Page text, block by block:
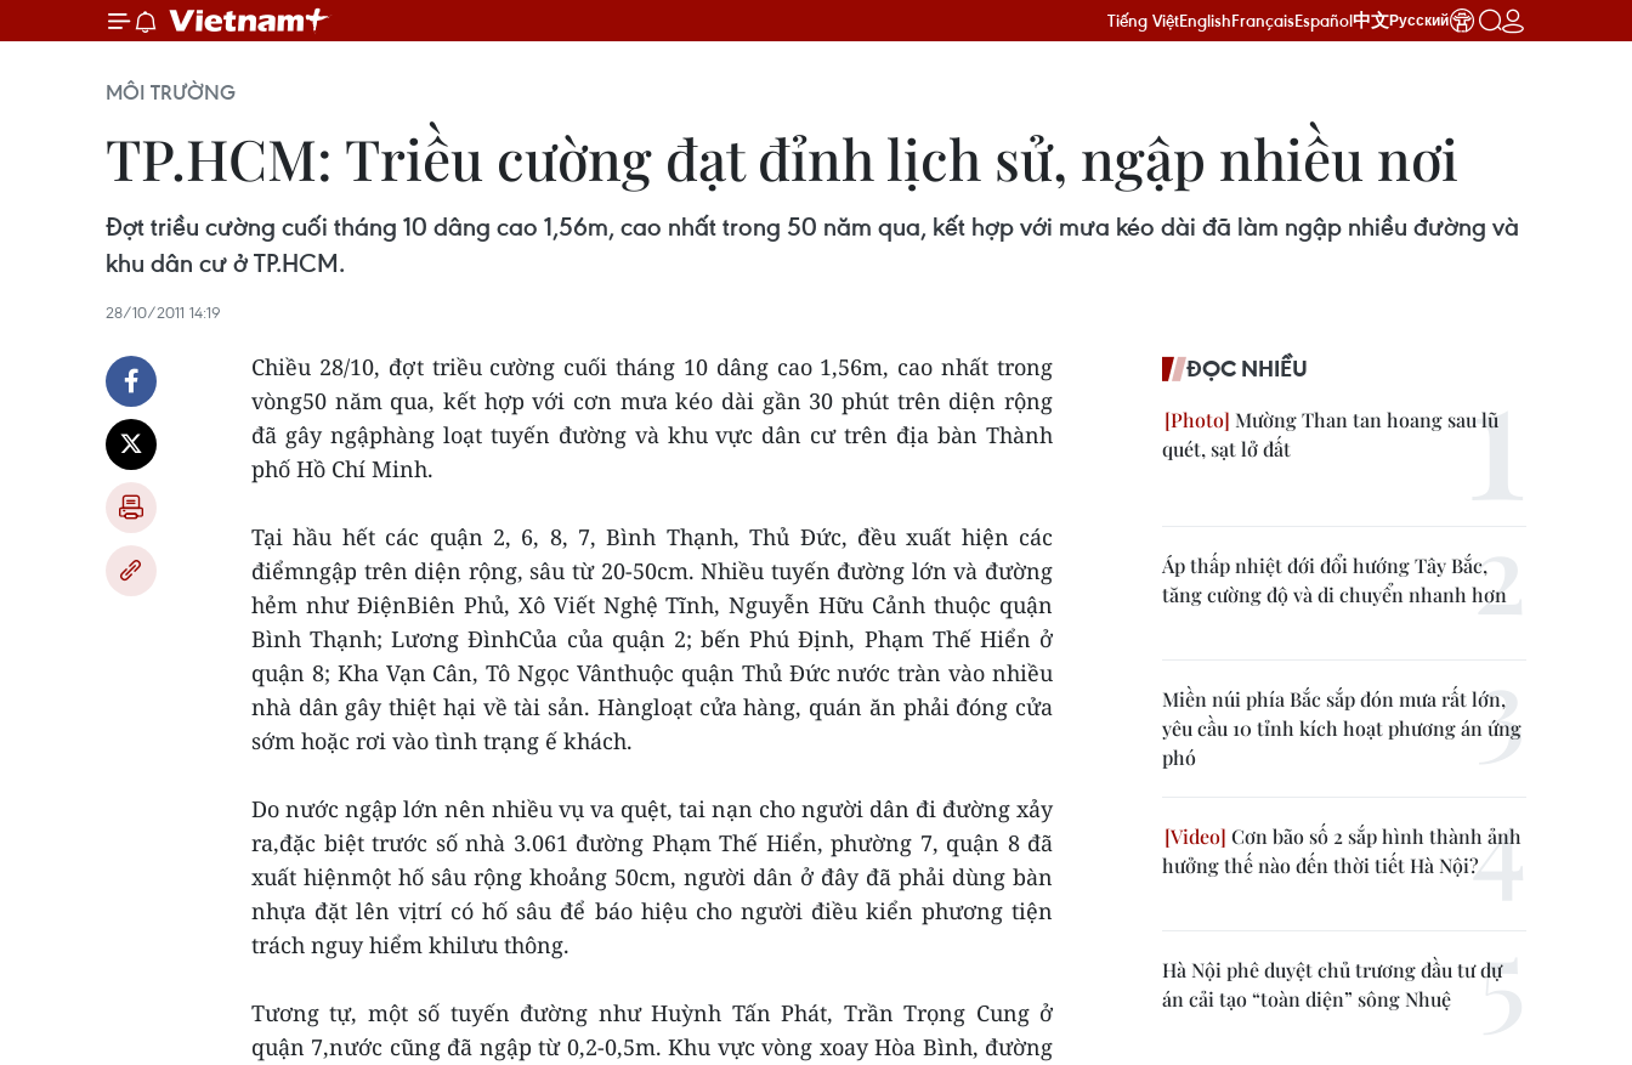
Tiếng ViệtEnglishFrançaisEspañol中文Русский
MÔI TRƯỜNG
TP.HCM: Triều cường đạt đỉnh lịch sử, ngập nhiều nơi
Đợt triều cường cuối tháng 10 dâng cao 1,56m, cao nhất trong 50 năm qua, kết hợp với mưa kéo dài đã làm ngập nhiều đường và
khu dân cư ở TP.HCM.
28/10/2011 14:19
Chiều 28/10, đợt triều cường cuối tháng 10 dâng cao 1,56m, cao nhất trong
vòng50 năm qua, kết hợp với cơn mưa kéo dài gần 30 phút trên diện rộng
đã gây ngậphàng loạt tuyến đường và khu vực dân cư trên địa bàn Thành
phố Hồ Chí Minh.
Tại hầu hết các quận 2, 6, 8, 7, Bình Thạnh, Thủ Đức, đều xuất hiện các
điểmngập trên diện rộng, sâu từ 20-50cm. Nhiều tuyến đường lớn và đường
hẻm như ĐiệnBiên Phủ, Xô Viết Nghệ Tĩnh, Nguyễn Hữu Cảnh thuộc quận
Bình Thạnh; Lương ĐìnhCủa của quận 2; bến Phú Định, Phạm Thế Hiển ở
quận 8; Kha Vạn Cân, Tô Ngọc Vânthuộc quận Thủ Đức nước tràn vào nhiều
nhà dân gây thiệt hại về tài sản. Hàngloạt cửa hàng, quán ăn phải đóng cửa
sớm hoặc rơi vào tình trạng ế khách.
Do nước ngập lớn nên nhiều vụ va quệt, tai nạn cho người dân đi đường xảy
ra,đặc biệt trước số nhà 3.061 đường Phạm Thế Hiển, phường 7, quận 8 đã
xuất hiệnmột hố sâu rộng khoảng 50cm, người dân ở đây đã phải dùng bàn
nhựa đặt lên vịtrí có hố sâu để báo hiệu cho người điều kiển phương tiện
trách nguy hiểm khilưu thông.
Tương tự, một số tuyến đường như Huỳnh Tấn Phát, Trần Trọng Cung ở
quận 7,nước cũng đã ngập từ 0,2-0,5m. Khu vực vòng xoay Hòa Bình, đường
ĐỌC NHIỀU
Mường Than tan hoang sau lũ
quét, sạt lở đất
Áp thấp nhiệt đới đổi hướng Tây Bắc,
tăng cường độ và di chuyển nhanh hơn
Miền núi phía Bắc sắp đón mưa rất lớn,
yêu cầu 10 tỉnh kích hoạt phương án ứng
phó
Cơn bão số 2 sắp hình thành ảnh
hưởng thế nào đến thời tiết Hà Nội?
Hà Nội phê duyệt chủ trương đầu tư dự
án cải tạo “toàn diện” sông Nhuệ